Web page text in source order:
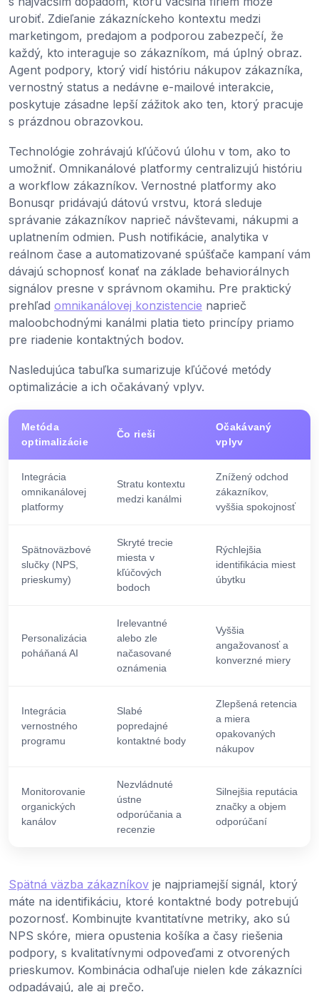
urobiť. Zdieľanie zákazníckeho kontextu medzi
marketingom, predajom a podporou zabezpečí, že
každý, kto interaguje so zákazníkom, má úplný obraz.
Agent podpory, ktorý vidí históriu nákupov zákazníka,
vernostný status a nedávne e-mailové interakcie,
poskytuje zásadne lepší zážitok ako ten, ktorý pracuje
s prázdnou obrazovkou.
Technológie zohrávajú kľúčovú úlohu v tom, ako to
umožniť. Omnikanálové platformy centralizujú históriu
a workflow zákazníkov. Vernostné platformy ako
Bonusqr pridávajú dátovú vrstvu, ktorá sleduje
správanie zákazníkov naprieč návštevami, nákupmi a
uplatnením odmien. Push notifikácie, analytika v
reálnom čase a automatizované spúšťače kampaní vám
dávajú schopnosť konať na základe behaviorálnych
signálov presne v správnom okamihu. Pre praktický
prehľad omnikanálovej konzistencie naprieč
maloobchodnými kanálmi platia tieto princípy priamo
pre riadenie kontaktných bodov.
Nasledujúca tabuľka sumarizuje kľúčové metódy
optimalizácie a ich očakávaný vplyv.
Metóda
optimalizácie
Čo rieši
Očakávaný
vplyv
Integrácia
omnikanálovej
platformy
Stratu kontextu
medzi kanálmi
Znížený odchod
zákazníkov,
vyššia spokojnosť
Spätnoväzbové
slučky (NPS,
prieskumy)
Skryté trecie
miesta v
kľúčových
bodoch
Rýchlejšia
identifikácia miest
úbytku
Personalizácia
poháňaná AI
Irelevantné
alebo zle
načasované
oznámenia
Vyššia
angažovanosť a
konverzné miery
Integrácia
vernostného
programu
Slabé
popredajné
kontaktné body
Zlepšená retencia
a miera
opakovaných
nákupov
Monitorovanie
organických
kanálov
Nezvládnuté
ústne
odporúčania a
recenzie
Silnejšia reputácia
značky a objem
odporúčaní
Spätná väzba zákazníkov je najpriamejší signál, ktorý
máte na identifikáciu, ktoré kontaktné body potrebujú
pozornosť. Kombinujte kvantitatívne metriky, ako sú
NPS skóre, miera opustenia košíka a časy riešenia
podpory, s kvalitatívnymi odpoveďami z otvorených
prieskumov. Kombinácia odhaľuje nielen kde zákazníci
odpadávajú, ale aj prečo.